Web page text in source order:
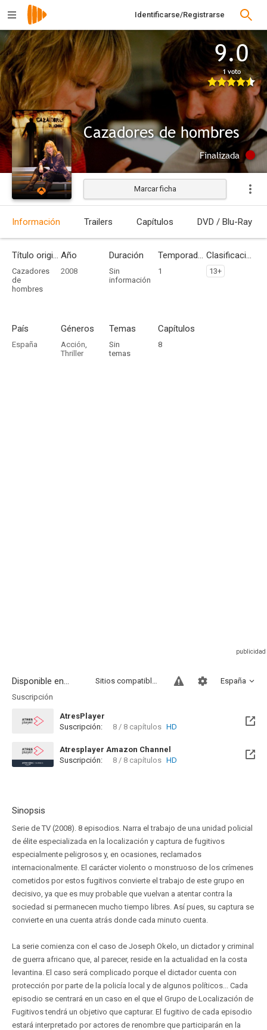
Identificarse/Registrarse
9.0
1 voto
Cazadores de hombres
Finalizada
Marcar ficha
Información Trailers Capítulos DVD / Blu-Ray
Título original
Cazadores
de
hombres
Año
2008
Duración
Sin
información
Temporadas
1
Clasificación por edades
13+
País
España
Géneros
Acción,
Thriller
Temas
Sin
temas
Capítulos
8
Disponible en... España
Sitios compatibles
Suscripción
AtresPlayer
Suscripción:
8 / 8 capítulos HD
Atresplayer Amazon Channel
Suscripción:
8 / 8 capítulos HD
Sinopsis
Serie de TV (2008). 8 episodios. Narra el trabajo de una unidad policial
de élite especializada en la localización y captura de fugitivos
especialmente peligrosos y, en ocasiones, reclamados
internacionalmente. El carácter violento o monstruoso de los crímenes
cometidos por estos fugitivos convierte el trabajo de este grupo en
decisivo, ya que es muy probable que vuelvan a atentar contra la
sociedad si permanecen mucho tiempo libres. Así pues, su captura se
convierte en una cuenta atrás donde cada minuto cuenta.
La serie comienza con el caso de Joseph Okelo, un dictador y criminal
de guerra africano que, al parecer, reside en la actualidad en la costa
levantina. El caso será complicado porque el dictador cuenta con
protección por parte de la policía local y de algunos políticos... Cada
episodio se centrará en un caso en el que el Grupo de Localización de
Fugitivos tendrá un objetivo que capturar. El fugitivo de cada episodio
estará interpretado por actores de renombre que participarán en la